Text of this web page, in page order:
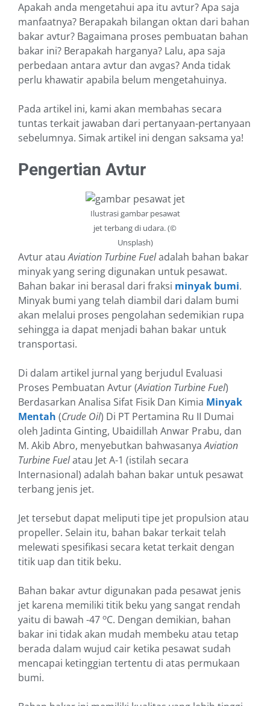
Apakah anda mengetahui apa itu avtur? Apa saja
manfaatnya? Berapakah bilangan oktan dari bahan
bakar avtur? Bagaimana proses pembuatan bahan
bakar ini? Berapakah harganya? Lalu, apa saja
perbedaan antara avtur dan avgas? Anda tidak
perlu khawatir apabila belum mengetahuinya.
Pada artikel ini, kami akan membahas secara
tuntas terkait jawaban dari pertanyaan-pertanyaan
sebelumnya. Simak artikel ini dengan saksama ya!
Pengertian Avtur
Ilustrasi gambar pesawat
jet terbang di udara. (©
Unsplash)
Avtur atauAviation Turbine Fueladalah bahan bakar
minyak yang sering digunakan untuk pesawat.
Bahan bakar ini berasal dari fraksi minyak bumi.
Minyak bumi yang telah diambil dari dalam bumi
akan melalui proses pengolahan sedemikian rupa
sehingga ia dapat menjadi bahan bakar untuk
transportasi.
Di dalam artikel jurnal yang berjudul Evaluasi
Proses Pembuatan Avtur (Aviation Turbine Fuel)
Berdasarkan Analisa Sifat Fisik Dan Kimia Minyak
Mentah (Crude Oil) Di PT Pertamina Ru II Dumai
oleh Jadinta Ginting, Ubaidillah Anwar Prabu, dan
M. Akib Abro, menyebutkan bahwasanyaAviation
Turbine Fuelatau Jet A-1 (istilah secara
Internasional) adalah bahan bakar untuk pesawat
terbang jenis jet.
Jet tersebut dapat meliputi tipe jet propulsion atau
propeller. Selain itu, bahan bakar terkait telah
melewati spesifikasi secara ketat terkait dengan
titik uap dan titik beku.
Bahan bakar avtur digunakan pada pesawat jenis
jet karena memiliki titik beku yang sangat rendah
yaitu di bawah -47 oC. Dengan demikian, bahan
bakar ini tidak akan mudah membeku atau tetap
berada dalam wujud cair ketika pesawat sudah
mencapai ketinggian tertentu di atas permukaan
bumi.